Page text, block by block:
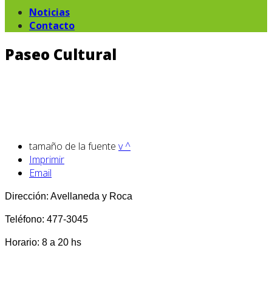
Noticias
Contacto
Paseo Cultural
tamaño de la fuente v^
Imprimir
Email
Dirección: Avellaneda y Roca
Teléfono: 477-3045
Horario: 8 a 20 hs